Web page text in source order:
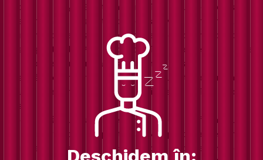
(eco - friendly) . Suntem curioși de nou și deschiși la
idei originale și variate, de aceea avem nenumărate
sortimente de pizza vegetariene și cu carne, pentru
toate gusturile. Pentru că folosim ingrediente italiene
de top, ne concentrăm să promovăm și să te
inspirăm cu rețete speciale din anumite regiuni ale
Italiei, precum și cu specialități create aici, la Raio
Pizza.
Avem grijă ca aluatul pe care îl facem să fie maturat
cel puțin 24 de ore, pentru a avea parte de cea mai
gustoasă pizza, făcută cu dragoste și pricepere de